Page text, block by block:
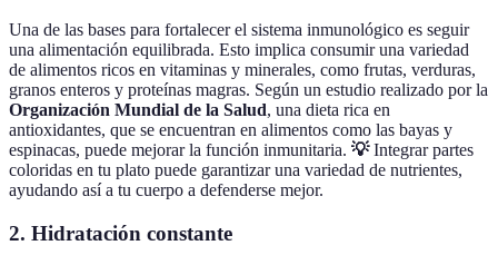
Una de las bases para fortalecer el sistema inmunológico es seguir
una alimentación equilibrada. Esto implica consumir una variedad
de alimentos ricos en vitaminas y minerales, como frutas, verduras,
granos enteros y proteínas magras. Según un estudio realizado por la
Organización Mundial de la Salud, una dieta rica en
antioxidantes, que se encuentran en alimentos como las bayas y
espinacas, puede mejorar la función inmunitaria. 💡Integrar partes
coloridas en tu plato puede garantizar una variedad de nutrientes,
ayudando así a tu cuerpo a defenderse mejor.
2. Hidratación constante